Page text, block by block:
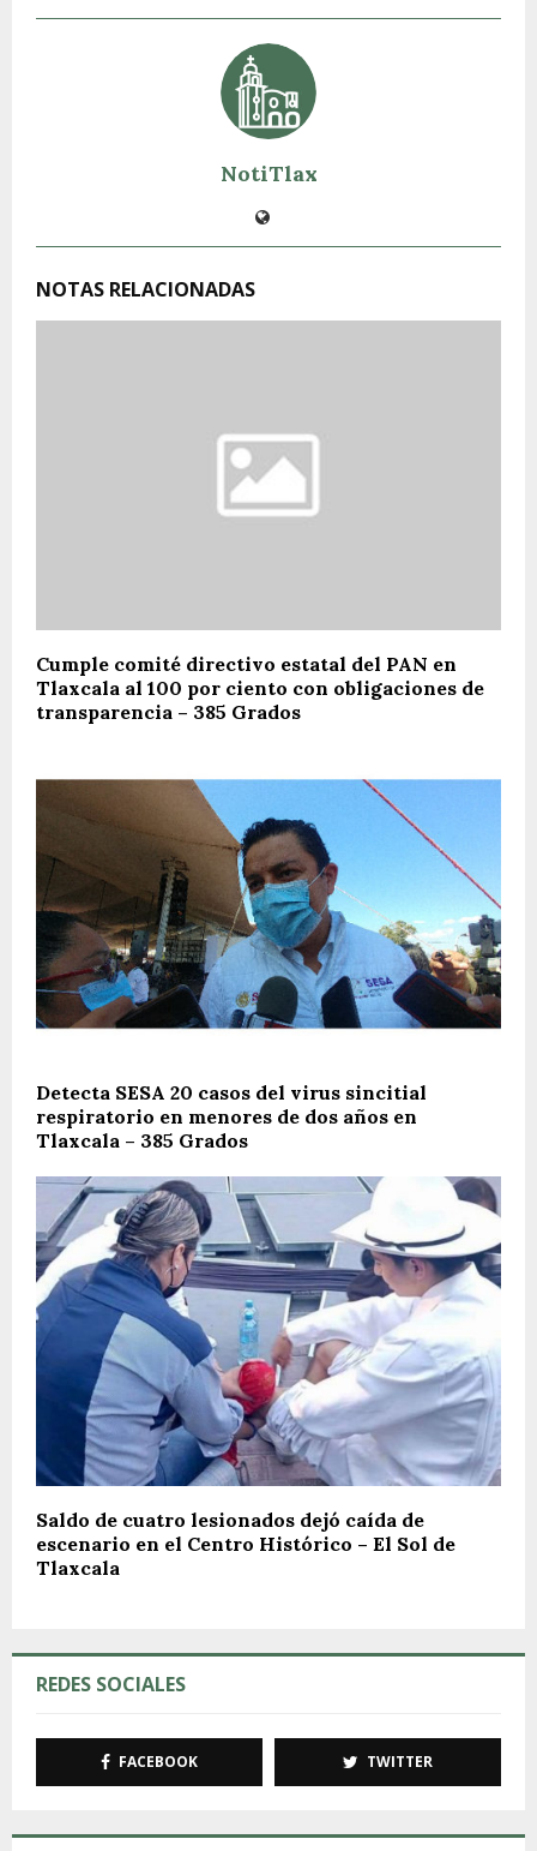
NotiTlax
NOTAS RELACIONADAS
Cumple comité directivo estatal del PAN en
Tlaxcala al 100 por ciento con obligaciones de
transparencia – 385 Grados
Detecta SESA 20 casos del virus sincitial
respiratorio en menores de dos años en
Tlaxcala – 385 Grados
Saldo de cuatro lesionados dejó caída de
escenario en el Centro Histórico – El Sol de
Tlaxcala
REDES SOCIALES
FACEBOOK TWITTER